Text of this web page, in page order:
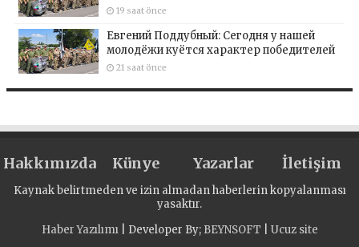
19 saat önce
Евгений Поддубный: Сегодня у нашей
молодёжи куётся характер победителей
21 saat önce
Hakkımızda Künye Yazarlar İletişim
Kaynak belirtmeden ve izin almadan haberlerin kopyalanması
yasaktır.
Haber Yazılımı| Developer By; BEYNSOFT Ucuz site